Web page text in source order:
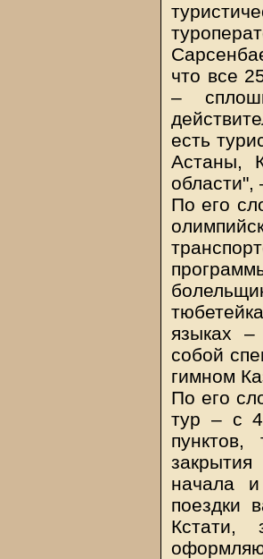
что все
–
есть
Астаны,
области",
По его
языках
собой
гимном
По его
тур – с 4
начала
поездки
Кстати,